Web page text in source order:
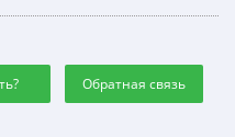
Обратная связь